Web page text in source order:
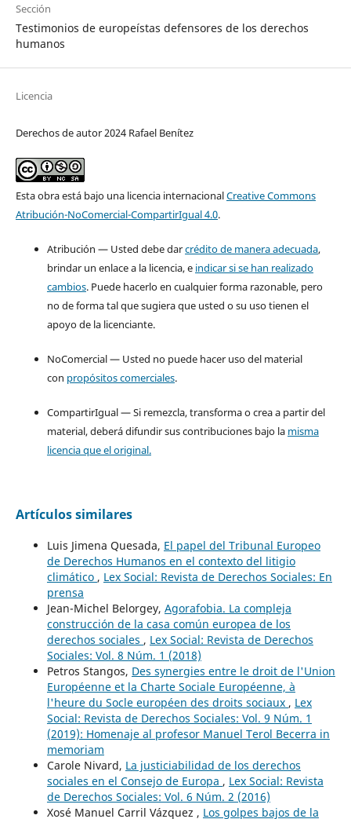
Sección
Testimonios de europeístas defensores de los derechos
humanos
Licencia
Derechos de autor 2024 Rafael Benítez
Esta obra está bajo una licencia internacionalCreative Commons
Atribución-NoComercial-CompartirIgual 4.0.
Atribución — Usted debe darcrédito de manera adecuada,
brindar un enlace a la licencia, e indicar si se han realizado
cambios. Puede hacerlo en cualquier forma razonable, pero
no de forma tal que sugiera que usted o su uso tienen el
apoyo de la licenciante.
NoComercial — Usted no puede hacer uso del material
con propósitos comerciales.
CompartirIgual — Si remezcla, transforma o crea a partir del
material, deberá difundir sus contribuciones bajo la misma
licencia que el original.
Artículos similares
Luis Jimena Quesada, El papel del Tribunal Europeo
de Derechos Humanos en el contexto del litigio
climático , Lex Social: Revista de Derechos Sociales: En
prensa
Jean-Michel Belorgey, Agorafobia. La compleja
construcción de la casa común europea de los
derechos sociales , Lex Social: Revista de Derechos
Sociales: Vol. 8 Núm. 1 (2018)
Petros Stangos, Des synergies entre le droit de l'Union
Européenne et la Charte Sociale Européenne, à
l'heure du Socle européen des droits sociaux , Lex
Social: Revista de Derechos Sociales: Vol. 9 Núm. 1
(2019): Homenaje al profesor Manuel Terol Becerra in
memoriam
Carole Nivard, La justiciabilidad de los derechos
sociales en el Consejo de Europa , Lex Social: Revista
de Derechos Sociales: Vol. 6 Núm. 2 (2016)
Xosé Manuel Carril Vázquez , Los golpes bajos de la